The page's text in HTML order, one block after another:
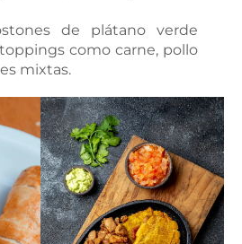
de plátano verde
como carne, pollo
mixtas.